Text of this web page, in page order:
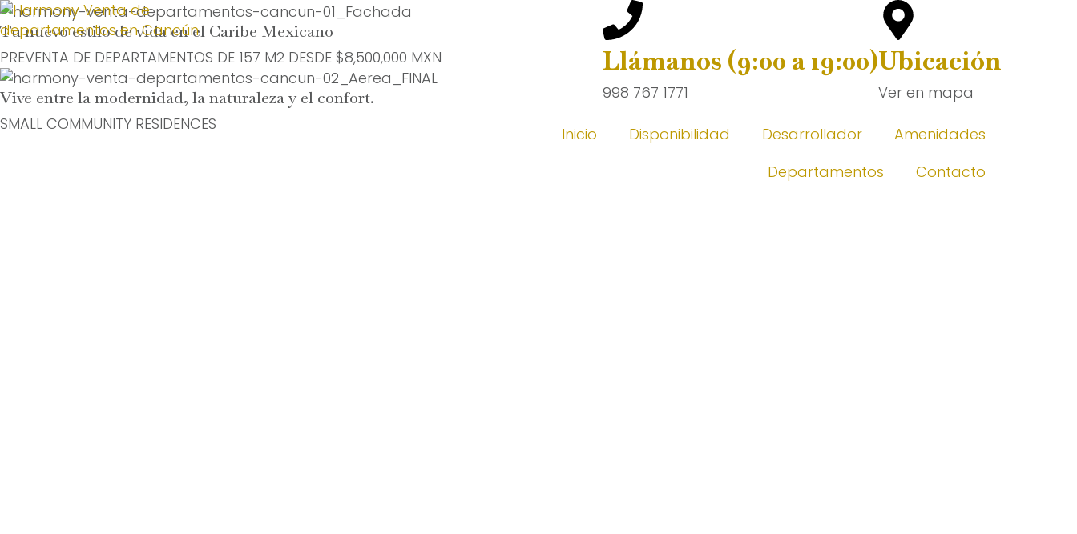
Llámanos (9:00 a 19:00)
998 767 1771
Ubicación
Ver en mapa
Inicio Disponibilidad Desarrollador
Amenidades
Departamentos
Contacto
Tu nuevo estilo de vida en el Caribe Mexicano
PREVENTA DE DEPARTAMENTOS DE 157 M2 DESDE $8,500,000 MXN
Vive entre la modernidad, la naturaleza y el confort.
SMALL COMMUNITY RESIDENCES